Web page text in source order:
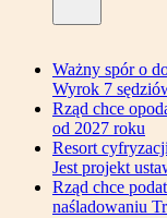
Ważny spór o
Wyrok 7
Rząd chce
od 2027 roku
Resort
Jest projekt
Rząd chce
naśladowaniu